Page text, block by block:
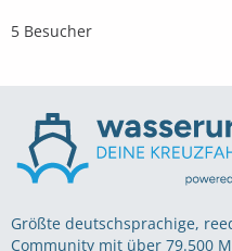
5 Besucher
Größte deutschsprachige,
Community mit über 79.500